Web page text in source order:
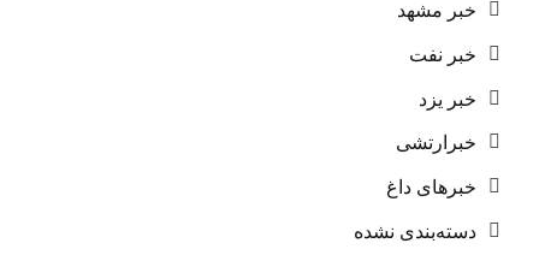
خبر مشهد
خبر نفت
خبر یزد
خبرارتشی
خبرهای داغ
دسته‌بندی نشده